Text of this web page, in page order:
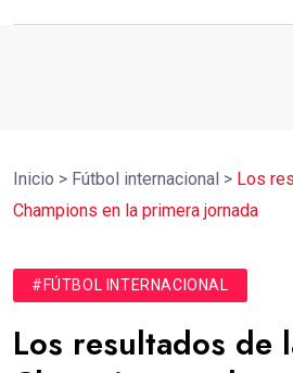
Inicio > Fútbol internacional > Los
Champions en la primera jornada
#FÚTBOL INTERNACIONAL
Los resultados de